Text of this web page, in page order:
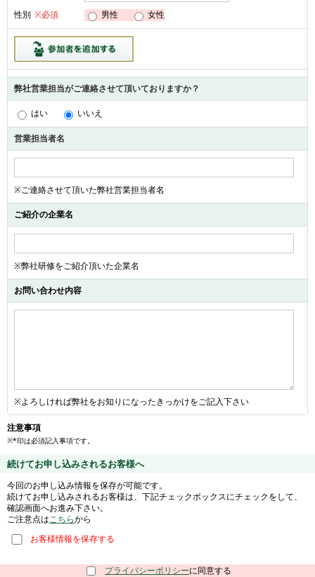
性別 ※必須 男性 女性
弊社営業担当がご連絡させて頂いておりますか？
はい いいえ
営業担当者名
※ご連絡させて頂いた弊社営業担当者名
ご紹介の企業名
※弊社研修をご紹介頂いた企業名
お問い合わせ内容
※よろしければ弊社をお知りになったきっかけをご記入下さい
注意事項
※*印は必須記入事項です。
続けてお申し込みされるお客様へ
今回のお申し込み情報を保存が可能です。
続けてお申し込みされるお客様は、下記チェックボックスにチェックをして、
確認画面へお進み下さい。
ご注意点はこちらから
お客様情報を保存する
プライバシーポリシーに同意する